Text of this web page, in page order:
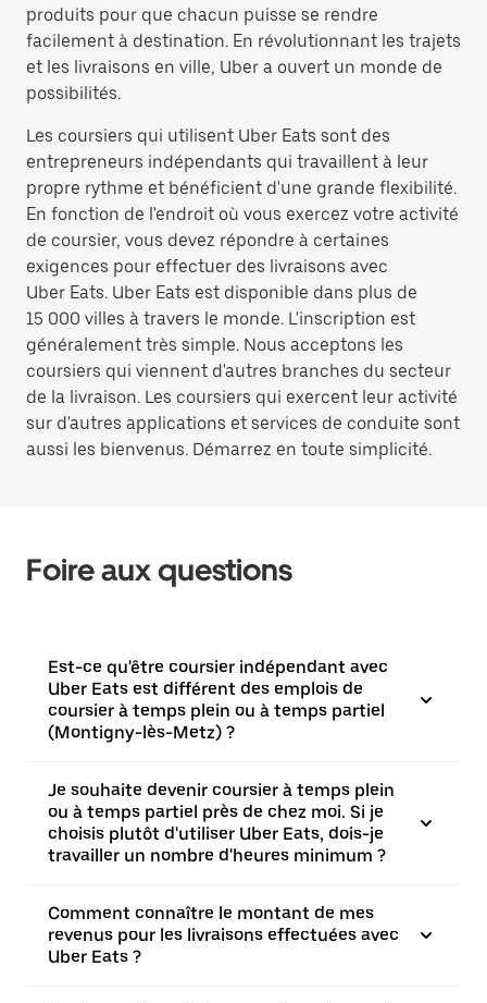
produits pour que chacun puisse se rendre
facilement à destination. En révolutionnant les trajets
et les livraisons en ville, Uber a ouvert un monde de
possibilités.
Les coursiers qui utilisent Uber Eats sont des
entrepreneurs indépendants qui travaillent à leur
propre rythme et bénéficient d'une grande flexibilité.
En fonction de l'endroit où vous exercez votre activité
de coursier, vous devez répondre à certaines
exigences pour effectuer des livraisons avec
Uber Eats. Uber Eats est disponible dans plus de
15 000 villes à travers le monde. L'inscription est
généralement très simple. Nous acceptons les
coursiers qui viennent d'autres branches du secteur
de la livraison. Les coursiers qui exercent leur activité
sur d'autres applications et services de conduite sont
aussi les bienvenus. Démarrez en toute simplicité.
Foire aux questions
Est-ce qu'être coursier indépendant avec
Uber Eats est différent des emplois de
coursier à temps plein ou à temps partiel
(Montigny-lès-Metz) ?
Je souhaite devenir coursier à temps plein
ou à temps partiel près de chez moi. Si je
choisis plutôt d'utiliser Uber Eats, dois-je
travailler un nombre d'heures minimum ?
Comment connaître le montant de mes
revenus pour les livraisons effectuées avec
Uber Eats ?